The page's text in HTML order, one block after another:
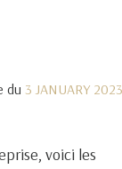
du 3 JANUARY 2023
voici les